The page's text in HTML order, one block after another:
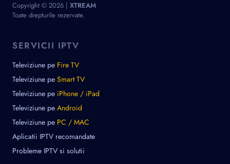
Copyright © 2026 | XTREAM
Toate drepturile rezervate.
SERVICII IPTV
Televiziune pe Fire TV
Televiziune pe Smart TV
Televiziune pe iPhone / iPad
Televiziune pe Android
Televiziune pe PC / MAC
Aplicatii IPTV recomandate
Probleme IPTV si solutii